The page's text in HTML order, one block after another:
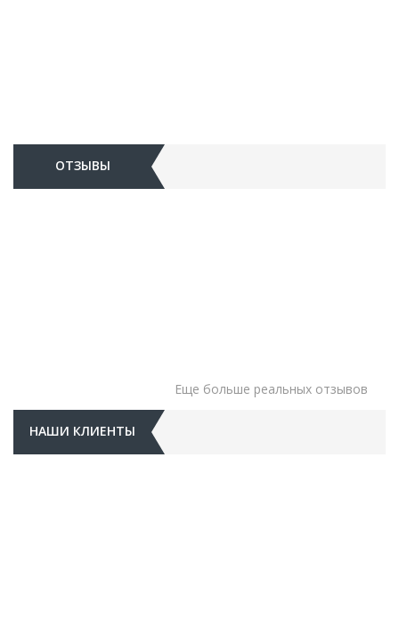
ОТЗЫВЫ
Еще больше реальных отзывов
НАШИ КЛИЕНТЫ